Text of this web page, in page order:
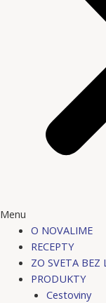
Menu
O NOVALIME
RECEPTY
ZO SVETA BEZ
PRODUKTY
Cestoviny